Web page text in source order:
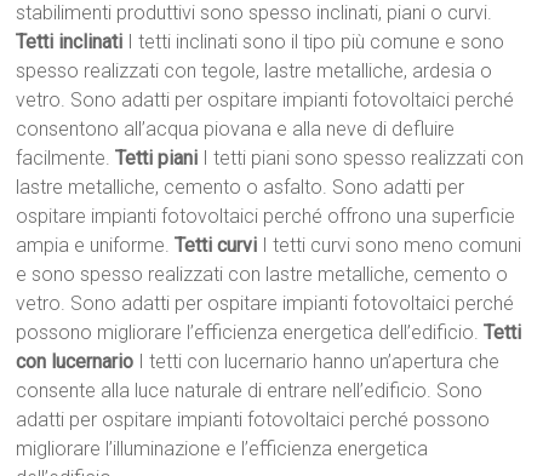
stabilimenti produttivi sono spesso inclinati, piani o curvi.
Tetti inclinati I tetti inclinati sono il tipo più comune e sono
spesso realizzati con tegole, lastre metalliche, ardesia o
vetro. Sono adatti per ospitare impianti fotovoltaici perché
consentono all’acqua piovana e alla neve di defluire
facilmente.Tetti piani I tetti piani sono spesso realizzati con
lastre metalliche, cemento o asfalto. Sono adatti per
ospitare impianti fotovoltaici perché offrono una superficie
ampia e uniforme.Tetti curvi I tetti curvi sono meno comuni
e sono spesso realizzati con lastre metalliche, cemento o
vetro. Sono adatti per ospitare impianti fotovoltaici perché
possono migliorare l’efficienza energetica dell’edificio.Tetti
con lucernario I tetti con lucernario hanno un’apertura che
consente alla luce naturale di entrare nell’edificio. Sono
adatti per ospitare impianti fotovoltaici perché possono
migliorare l’illuminazione e l’efficienza energetica